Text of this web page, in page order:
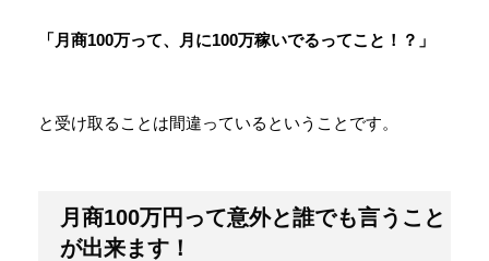
「月商100万って、月に100万稼いでるってこと！？」
と受け取ることは間違っているということです。
月商100万円って意外と誰でも言うこと
が出来ます！